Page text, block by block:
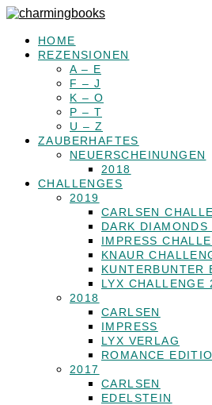
HOME
REZENSIONEN
A – E
F – J
K – O
P – T
U – Z
ZAUBERHAFTES
NEUERSCHEINUNGEN
2018
CHALLENGES
2019
CARLSEN
DARK
IMPRESS
KNAUR
KUNTERBUNTER
LYX CHALLENGE
2018
CARLSEN
IMPRESS
LYX VERLAG
ROMANCE
2017
CARLSEN
EDELSTEIN